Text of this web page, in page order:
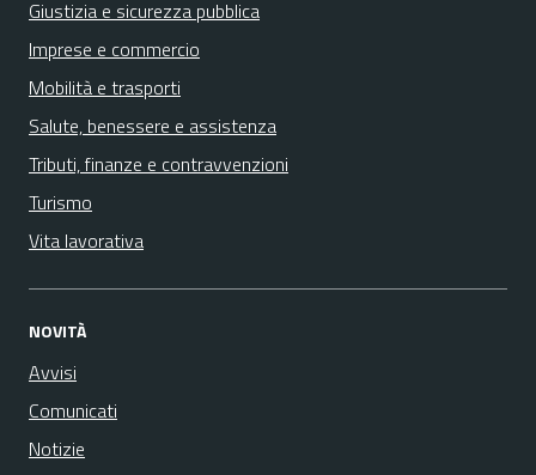
Giustizia e sicurezza pubblica
Imprese e commercio
Mobilità e trasporti
Salute, benessere e assistenza
Tributi, finanze e contravvenzioni
Turismo
Vita lavorativa
NOVITÀ
Avvisi
Comunicati
Notizie